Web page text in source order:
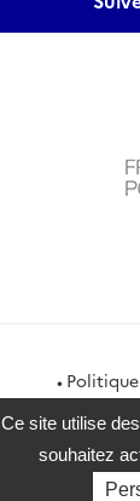
service-
Ce site utilise
souhaitez